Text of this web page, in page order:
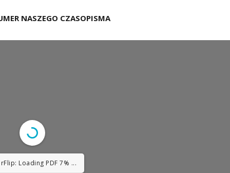
NASZEGO CZASOPISMA